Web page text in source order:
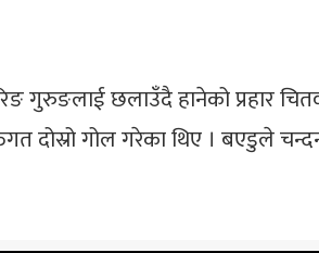
गुरुङलाई छलाउँदै हानेको प्रहार
दोस्रो गोल गरेका थिए । बएडुले